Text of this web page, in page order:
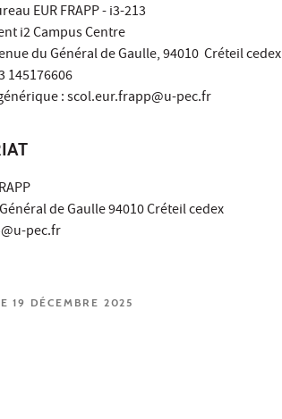
EUR FRAPP - i3-213
i2 Campus Centre
du Général de Gaulle, 94010 Créteil cedex
145176606
: scol.eur.frapp@u-pec.fr
de Gaulle 94010 Créteil cedex
pec.fr
19 DÉCEMBRE 2025